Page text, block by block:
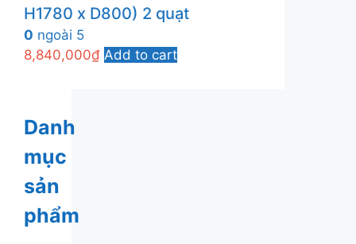
H1780 x D800) 2 quạt
0 ngoài 5
8,840,000₫ Add to cart
Danh
mục
sản
phẩm